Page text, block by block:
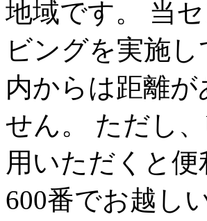
地域です。 当
ビングを実施
内からは距離
せん。 ただし
用いただくと
600番でお越し